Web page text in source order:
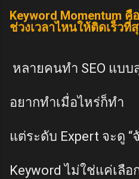
Keyword Momentum คื
ช่วงเวลาไหนให้ติดเร็วที่
หลายคนทำ SEO แบบ
อยากทำเมื่อไหร่ก็ทำ
แต่ระดับ Expert จะดู “
Keyword ไม่ใช่แค่เลือ